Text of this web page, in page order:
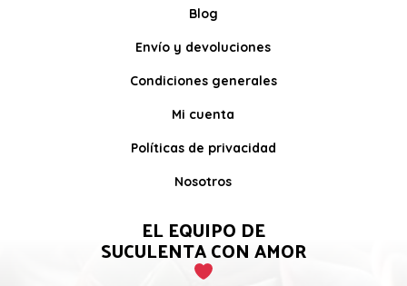
Blog
Envío y devoluciones
Condiciones generales
Mi cuenta
Políticas de privacidad
Nosotros
EL EQUIPO DE
SUCULENTA CON AMOR